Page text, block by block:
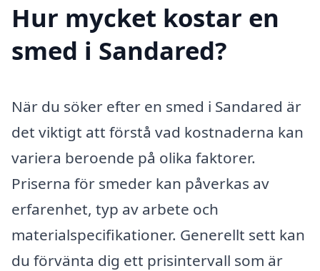
Hur mycket kostar en
smed i Sandared?
När du söker efter en smed i Sandared är
det viktigt att förstå vad kostnaderna kan
variera beroende på olika faktorer.
Priserna för smeder kan påverkas av
erfarenhet, typ av arbete och
materialspecifikationer. Generellt sett kan
du förvänta dig ett prisintervall som är